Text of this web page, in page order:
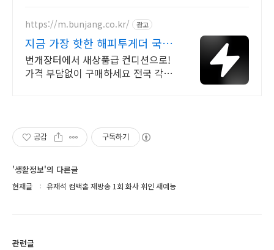
https://m.bunjang.co.kr/ 광고
지금 가장 핫한 해피투게더 국내
최대 브랜드 중고거래
번개장터에서 새상품급 컨디션으로!
가격 부담없이 구매하세요 전국 각지
공감 구독하기
'생활정보'의 다른글
현재글 유재석 컴백홈 재방송 1회 화사 휘인 새예능
관련글